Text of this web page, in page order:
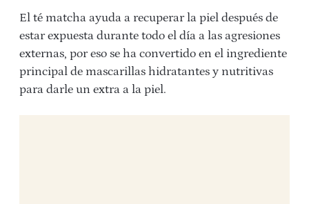
El té matcha ayuda a recuperar la piel después de
estar expuesta durante todo el día a las agresiones
externas, por eso se ha convertido en el ingrediente
principal de mascarillas hidratantes y nutritivas
para darle un extra a la piel.